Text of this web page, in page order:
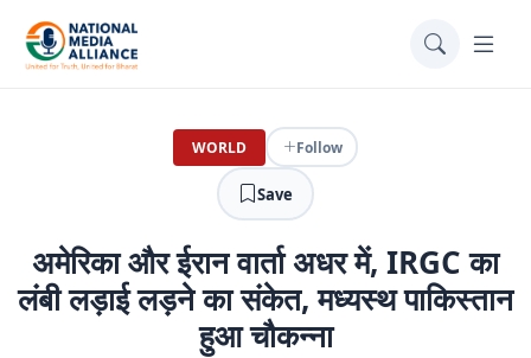
WORLD Follow
Save
अमेरिका और ईरान वार्ता अधर में, IRGC का
लंबी लड़ाई लड़ने का संकेत, मध्यस्थ पाकिस्तान
हुआ चौकन्‍ना